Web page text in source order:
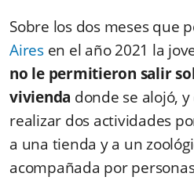
Sobre los dos meses que
Airesen el año 2021 la
no le permitieron salir
vivienda donde se alojó,
realizar dos actividades
a una tienda y a un
acompañada por